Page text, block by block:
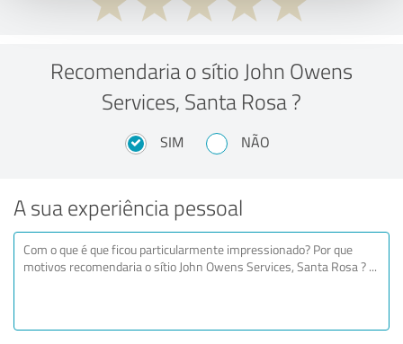
Recomendaria o sítio John Owens
Services, Santa Rosa ?
SIM NÃO
A sua experiência pessoal